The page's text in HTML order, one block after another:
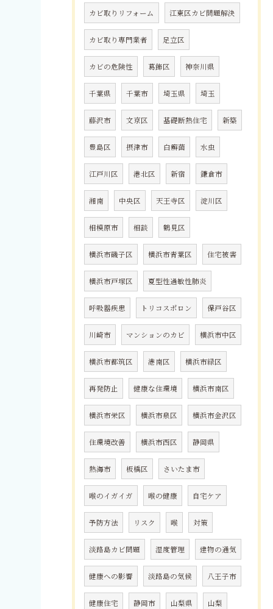
カビ取りリフォーム 江東区カビ問題解決
カビ取り専門業者 足立区
カビの危険性 葛飾区 神奈川県
千葉県 千葉市 埼玉県 埼玉
藤沢市 文京区 基礎断熱住宅 新築
豊島区 摂津市 白癬菌 水虫
江戸川区 港北区 新宿 鎌倉市
湘南 中央区 天王寺区 淀川区
相模原市 相談 鶴見区
横浜市磯子区 横浜市青葉区 住宅被害
横浜市戸塚区 夏型性過敏性肺炎
呼吸器疾患 トリコスポロン 保戸谷区
川崎市 マンションのカビ 横浜市中区
横浜市都筑区 港南区 横浜市緑区
再発防止 健康な住環境 横浜市南区
横浜市栄区 横浜市泉区 横浜市金沢区
住環境改善 横浜市西区 静岡県
熱海市 板橋区 さいたま市
喉のイガイガ 喉の健康 自宅ケア
予防方法 リスク 喉 対策
淡路島カビ問題 湿度管理 建物の通気
健康への影響 淡路島の気候 八王子市
健康住宅 静岡市 山梨県 山梨